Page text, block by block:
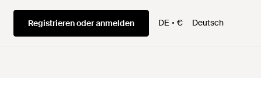
Registrieren oder anmelden DE € Deutsch